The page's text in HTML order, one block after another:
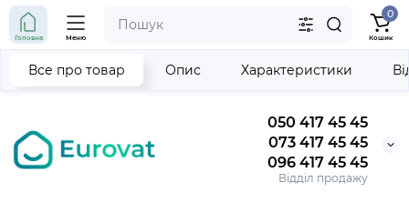
050 417 45 45
073 417 45 45
096 417 45 45
Відділ продажу
Головна Меню
0
Кошик
Все про товар Опис Характеристики